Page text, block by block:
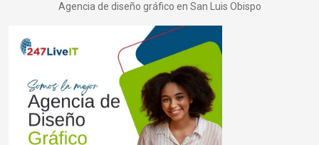
Agencia de diseño gráfico en San Luis Obispo